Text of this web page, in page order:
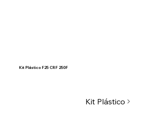
Kit Plástico F25 CRF 250F
Kit Plástico